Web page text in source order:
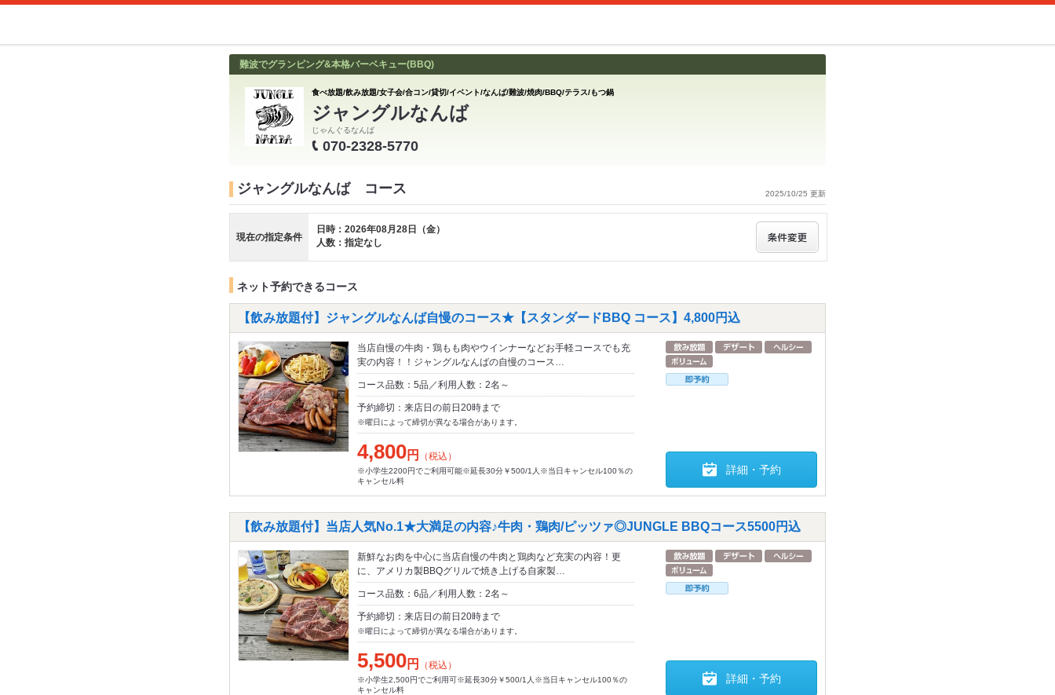
難波でグランピング&本格バーベキュー(BBQ)
食べ放題/飲み放題/女子会/合コン/貸切/イベント/なんば/難波/焼肉/BBQ/テラス/もつ鍋
ジャングルなんば
じゃんぐるなんば
070-2328-5770
2025/10/25 更新
ジャングルなんば コース
現在の指定条件
日時：2026年08月28日（金）
人数：指定なし
ネット予約できるコース
【飲み放題付】ジャングルなんば自慢のコース★【スタンダードBBQ コース】4,800円込
当店自慢の牛肉・鶏もも肉やウインナーなどお手軽コースでも充
実の内容！！ジャングルなんばの自慢のコース…
コース品数：5品／利用人数：2名～
予約締切：来店日の前日20時まで
※曜日によって締切が異なる場合があります。
4,800円 （税込）
※小学生2200円でご利用可能※延長30分￥500/1人※当日キャンセル100％の
キャンセル料
詳細・予約
【飲み放題付】当店人気No.1★大満足の内容♪牛肉・鶏肉/ピッツァ◎JUNGLE BBQコース5500円込
新鮮なお肉を中心に当店自慢の牛肉と鶏肉など充実の内容！更
に、アメリカ製BBQグリルで焼き上げる自家製…
コース品数：6品／利用人数：2名～
予約締切：来店日の前日20時まで
※曜日によって締切が異なる場合があります。
5,500円 （税込）
※小学生2,500円でご利用可※延長30分￥500/1人※当日キャンセル100％の
キャンセル料
詳細・予約